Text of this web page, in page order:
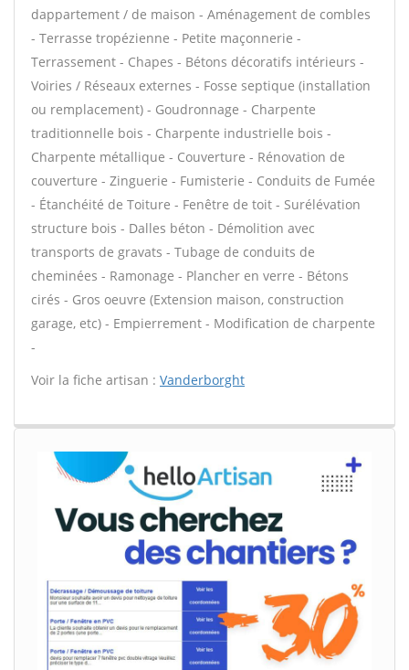
dappartement / de maison - Aménagement de combles
- Terrasse tropézienne - Petite maçonnerie -
Terrassement - Chapes - Bétons décoratifs intérieurs -
Voiries / Réseaux externes - Fosse septique (installation
ou remplacement) - Goudronnage - Charpente
traditionnelle bois - Charpente industrielle bois -
Charpente métallique - Couverture - Rénovation de
couverture - Zinguerie - Fumisterie - Conduits de Fumée
- Étanchéité de Toiture - Fenêtre de toit - Surélévation
structure bois - Dalles béton - Démolition avec
transports de gravats - Tubage de conduits de
cheminées - Ramonage - Plancher en verre - Bétons
cirés - Gros oeuvre (Extension maison, construction
garage, etc) - Empierrement - Modification de charpente
-
Voir la fiche artisan : Vanderborght